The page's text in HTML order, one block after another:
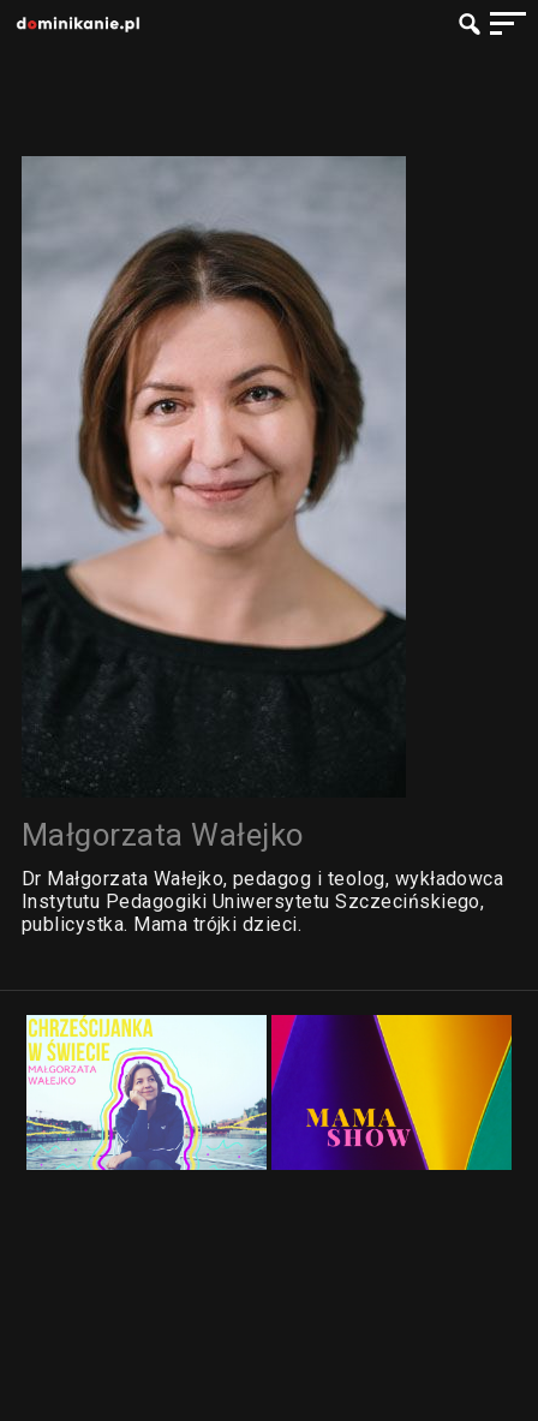
Małgorzata Wałejko
Dr Małgorzata Wałejko, pedagog i teolog, wykładowca
Instytutu Pedagogiki Uniwersytetu Szczecińskiego,
publicystka. Mama trójki dzieci.